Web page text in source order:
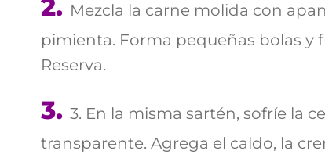
Mezcla la carne molida con
pimienta. Forma pequeñas bolas y
Reserva.
3. En la misma sartén, sofríe la
transparente. Agrega el caldo, la